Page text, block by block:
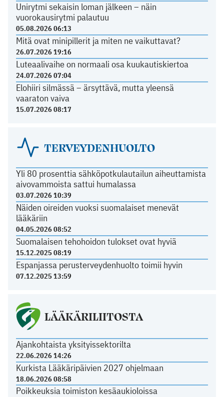
Unirytmi sekaisin loman jälkeen – näin
vuorokausirytmi palautuu
05.08.2026 06:13
Mitä ovat minipillerit ja miten ne vaikuttavat?
26.07.2026 19:16
Luteaalivaihe on normaali osa kuukautiskiertoa
24.07.2026 07:04
Elohiiri silmässä – ärsyttävä, mutta yleensä
vaaraton vaiva
15.07.2026 08:17
TERVEYDENHUOLTO
Yli 80 prosenttia sähköpotkulautailun aiheuttamista
aivovammoista sattui humalassa
03.07.2026 10:39
Näiden oireiden vuoksi suomalaiset menevät
lääkäriin
04.05.2026 08:52
Suomalaisen tehohoidon tulokset ovat hyviä
15.12.2025 08:19
Espanjassa perusterveydenhuolto toimii hyvin
07.12.2025 13:59
LÄÄKÄRILIITOSTA
Ajankohtaista yksityissektorilta
22.06.2026 14:26
Kurkista Lääkäripäivien 2027 ohjelmaan
18.06.2026 08:58
Poikkeuksia toimiston kesäaukioloissa